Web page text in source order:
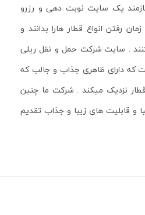
یک سایت نوبت دهی و رزرو
رفتن انواع قطار هارا بدانند و
کنند . سایت شرکت حمل و نقل ریلی
که دارای ظاهری جذاب و جالب که
نزدیک میکند . شرکت ما چنین
و قابلیت های زیبا و جذاب تقدیم